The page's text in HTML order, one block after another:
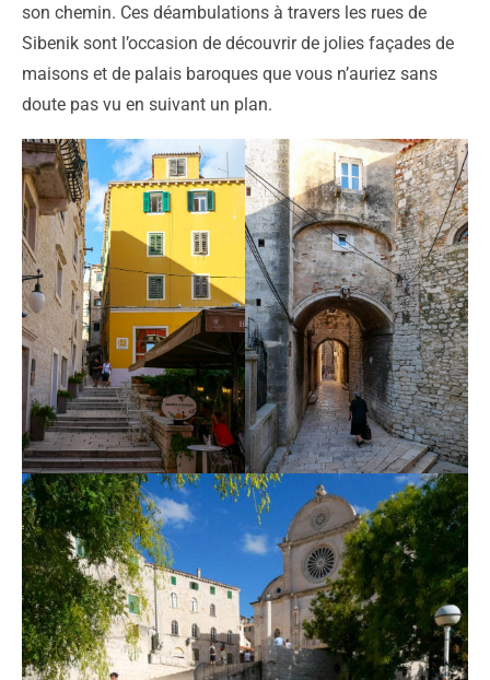
son chemin. Ces déambulations à travers les rues de
Sibenik sont l’occasion de découvrir de jolies façades de
maisons et de palais baroques que vous n’auriez sans
doute pas vu en suivant un plan.